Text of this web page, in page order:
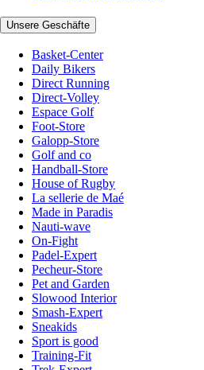
Unsere Geschäfte
Basket-Center
Daily Bikers
Direct Running
Direct-Volley
Espace Golf
Foot-Store
Galopp-Store
Golf and co
Handball-Store
House of Rugby
La sellerie de Maé
Made in Paradis
Nauti-wave
On-Fight
Padel-Expert
Pecheur-Store
Pet and Garden
Slowood Interior
Smash-Expert
Sneakids
Sport is good
Training-Fit